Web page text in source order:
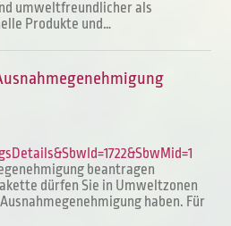
umweltfreundlicher als
Produkte und…
beantragen
dürfen Sie in Umweltzonen
haben. Für